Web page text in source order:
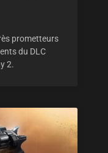
prometteurs
du DLC
2.